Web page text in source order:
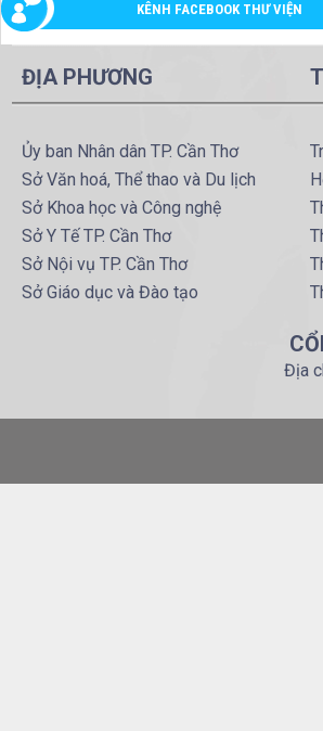
KÊNH FACEBOOK THƯ VIỆN
ĐỊA PHƯƠNG
Ủy ban Nhân dân TP. Cần Thơ
Sở Văn hoá, Thể thao và Du lịch
Sở Khoa học và Công nghệ
Sở Y Tế TP. Cần Thơ
Sở Nội vụ TP. Cần Thơ
Sở Giáo dục và Đào tạo
Địa